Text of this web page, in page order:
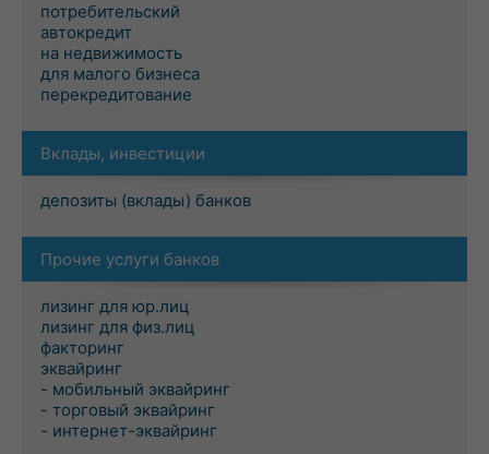
потребительский
автокредит
на недвижимость
для малого бизнеса
перекредитование
Вклады, инвестиции
депозиты (вклады) банков
Прочие услуги банков
лизинг для юр.лиц
лизинг для физ.лиц
факторинг
эквайринг
- мобильный эквайринг
- торговый эквайринг
- интернет-эквайринг